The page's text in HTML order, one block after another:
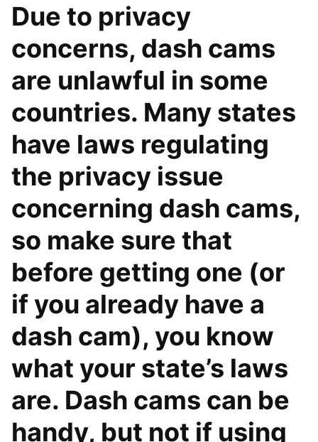
Due to privacy
concerns, dash cams
are unlawful in some
countries. Many states
have laws regulating
the privacy issue
concerning dash cams,
so make sure that
before getting one (or
if you already have a
dash cam), you know
what your state’s laws
are. Dash cams can be
handy, but not if using